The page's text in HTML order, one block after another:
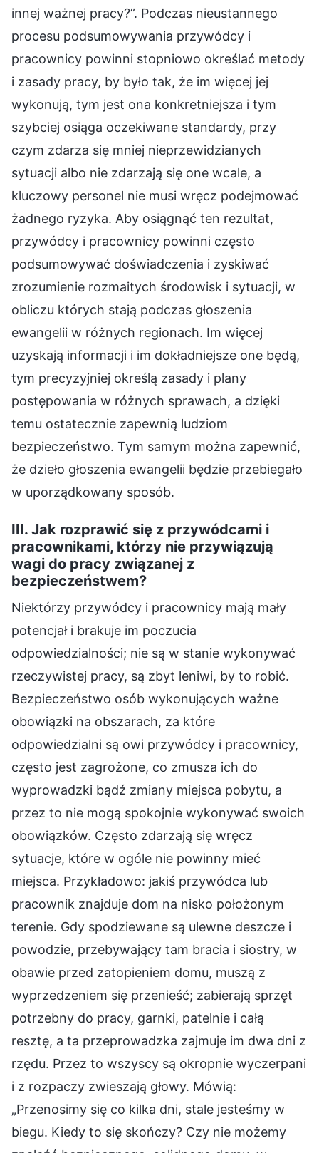
innej ważnej pracy?”. Podczas nieustannego
procesu podsumowywania przywódcy i
pracownicy powinni stopniowo określać metody
i zasady pracy, by było tak, że im więcej jej
wykonują, tym jest ona konkretniejsza i tym
szybciej osiąga oczekiwane standardy, przy
czym zdarza się mniej nieprzewidzianych
sytuacji albo nie zdarzają się one wcale, a
kluczowy personel nie musi wręcz podejmować
żadnego ryzyka. Aby osiągnąć ten rezultat,
przywódcy i pracownicy powinni często
podsumowywać doświadczenia i zyskiwać
zrozumienie rozmaitych środowisk i sytuacji, w
obliczu których stają podczas głoszenia
ewangelii w różnych regionach. Im więcej
uzyskają informacji i im dokładniejsze one będą,
tym precyzyjniej określą zasady i plany
postępowania w różnych sprawach, a dzięki
temu ostatecznie zapewnią ludziom
bezpieczeństwo. Tym samym można zapewnić,
że dzieło głoszenia ewangelii będzie przebiegało
w uporządkowany sposób.
III. Jak rozprawić się z przywódcami i
pracownikami, którzy nie przywiązują
wagi do pracy związanej z
bezpieczeństwem?
Niektórzy przywódcy i pracownicy mają mały
potencjał i brakuje im poczucia
odpowiedzialności; nie są w stanie wykonywać
rzeczywistej pracy, są zbyt leniwi, by to robić.
Bezpieczeństwo osób wykonujących ważne
obowiązki na obszarach, za które
odpowiedzialni są owi przywódcy i pracownicy,
często jest zagrożone, co zmusza ich do
wyprowadzki bądź zmiany miejsca pobytu, a
przez to nie mogą spokojnie wykonywać swoich
obowiązków. Często zdarzają się wręcz
sytuacje, które w ogóle nie powinny mieć
miejsca. Przykładowo: jakiś przywódca lub
pracownik znajduje dom na nisko położonym
terenie. Gdy spodziewane są ulewne deszcze i
powodzie, przebywający tam bracia i siostry, w
obawie przed zatopieniem domu, muszą z
wyprzedzeniem się przenieść; zabierają sprzęt
potrzebny do pracy, garnki, patelnie i całą
resztę, a ta przeprowadzka zajmuje im dwa dni z
rzędu. Przez to wszyscy są okropnie wyczerpani
i z rozpaczy zwieszają głowy. Mówią:
„Przenosimy się co kilka dni, stale jesteśmy w
biegu. Kiedy to się skończy? Czy nie możemy